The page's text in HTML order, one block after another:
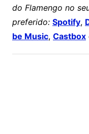
do Flamengo no
preferido: Spotify,
be Music, Castbox